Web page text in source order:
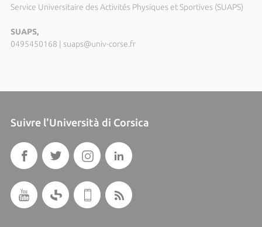
Service Universitaire des Activités Physiques et Sportives (SUAPS)
SUAPS,
0495450168
suaps@univ-corse.fr
Suivre l'Università di Corsica